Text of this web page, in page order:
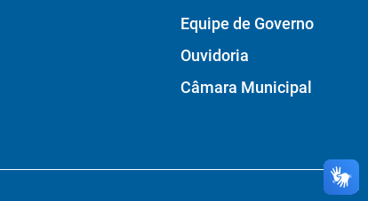
Equipe de Governo
Ouvidoria
Câmara Municipal